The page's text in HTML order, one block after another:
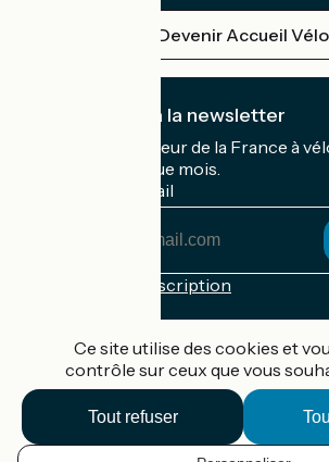
Devenir Accueil Vélo
Je m'abonne à la newsletter
Recevez le meilleur de la France à
boîte mail chaque mois.
Mon adresse mail
Conditions d'inscription
Accueil Vélo Pro
Contact
Ce site utilise des cookies et
contrôle sur ceux que vous
Tout refuser